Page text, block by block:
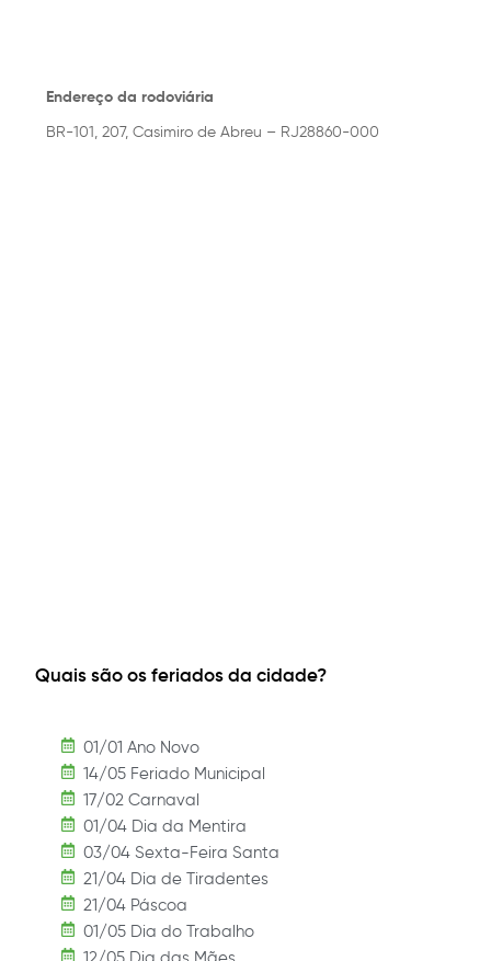
Endereço da rodoviária
BR-101, 207, Casimiro de Abreu – RJ28860-000
Quais são os feriados da cidade?
01/01 Ano Novo
14/05 Feriado Municipal
17/02 Carnaval
01/04 Dia da Mentira
03/04 Sexta-Feira Santa
21/04 Dia de Tiradentes
21/04 Páscoa
01/05 Dia do Trabalho